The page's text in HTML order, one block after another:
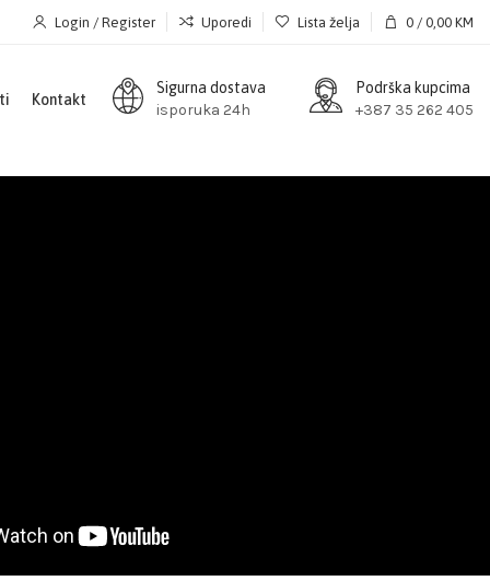
Login / Register Uporedi Lista želja 0 / 0,00 KM
Kontakt
Sigurna dostava
isporuka 24h
Podrška kupcima
+387 35 262 405